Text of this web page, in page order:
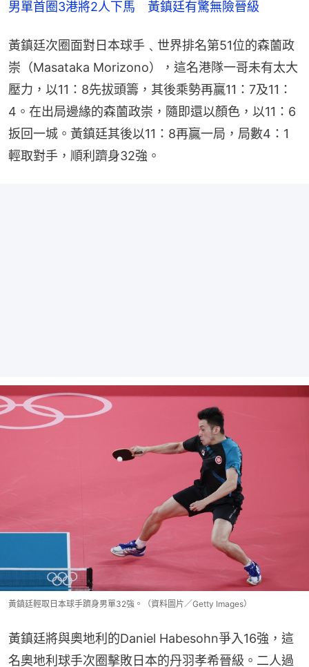
男單首圈3港將2人下馬　黃鎮廷有驚無險晉級
黃鎮廷次圈面對日本球手﹑世界排名第51位的森薗政
崇（Masataka Morizono），這名港隊一哥未有太大
壓力，以11：8先拔頭籌，其後乘勢再贏11：7及11：
4。在出局邊緣的森薗政崇，隨即還以顏色，以11：6
扳回一城。黃鎮廷其後以11：8再贏一局，局數4：1
輕取對手，順利躋身32強。
黃鎮廷輕取日本球手躋身男單32強。（資料圖片／Getty Images）
黃鎮廷將與奧地利的Daniel Habesohn爭入16強，這
名奧地利球手次圈擊敗日本的丹羽孝希晉級。二人過